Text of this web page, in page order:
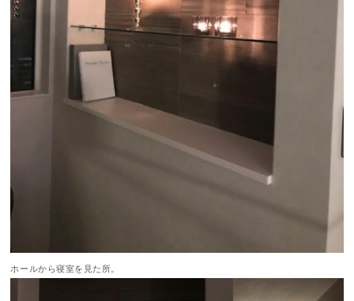
ホールから寝室を見た所。